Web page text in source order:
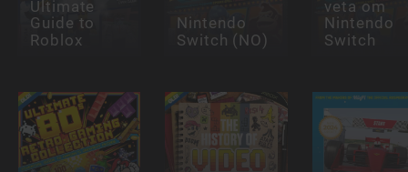
Ultimate
Guide to
Roblox
Nintendo
Switch (NO)
veta om
Nintendo
Switch